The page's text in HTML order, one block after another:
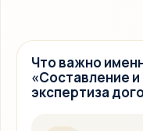
Что важно
«Составление
экспертиза